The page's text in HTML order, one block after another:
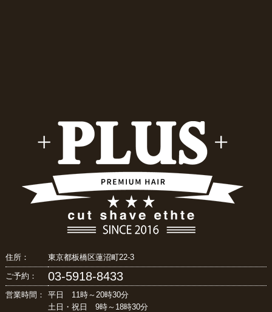
住所： 東京都板橋区蓮沼町22-3
ご予約： 03-5918-8433
営業時間：
平日 11時～20時30分
土日・祝日 9時～18時30分